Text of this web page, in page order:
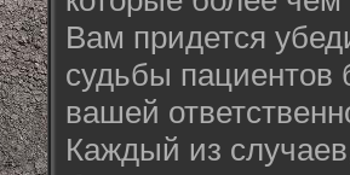
Вам придется
судьбы пациентов
вашей
Каждый из